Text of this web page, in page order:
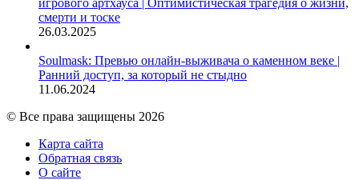
смерти и тоске
26.03.2025
Soulmask: Превью онлайн-выживача о каменном веке |
Ранний доступ, за который не стыдно
11.06.2024
© Все права защищены 2026
Карта сайта
Обратная связь
О сайте